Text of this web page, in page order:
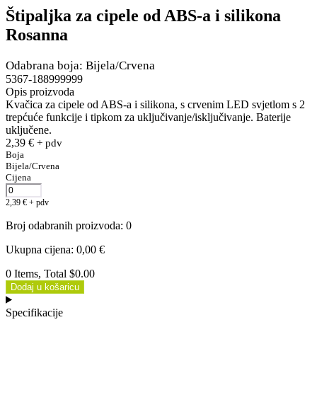
Štipaljka za cipele od ABS-a i silikona
Rosanna
Odabrana boja: Bijela/Crvena
5367-188999999
Opis proizvoda
Kvačica za cipele od ABS-a i silikona, s crvenim LED svjetlom s 2
trepćuće funkcije i tipkom za uključivanje/isključivanje. Baterije
uključene.
2,39 € + pdv
Boja
Bijela/Crvena
Cijena
2,39 € + pdv
Broj odabranih proizvoda: 0
Ukupna cijena: 0,00 €
0 Items, Total $0.00
Dodaj u košaricu
Specifikacije